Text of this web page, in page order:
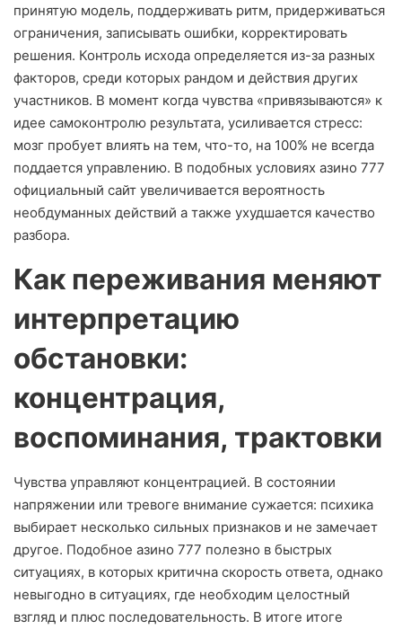
принятую модель, поддерживать ритм, придерживаться
ограничения, записывать ошибки, корректировать
решения. Контроль исхода определяется из-за разных
факторов, среди которых рандом и действия других
участников. В момент когда чувства «привязываются» к
идее самоконтролю результата, усиливается стресс:
мозг пробует влиять на тем, что-то, на 100% не всегда
поддается управлению. В подобных условиях азино 777
официальный сайт увеличивается вероятность
необдуманных действий а также ухудшается качество
разбора.
Как переживания меняют
интерпретацию
обстановки:
концентрация,
воспоминания, трактовки
Чувства управляют концентрацией. В состоянии
напряжении или тревоге внимание сужается: психика
выбирает несколько сильных признаков и не замечает
другое. Подобное азино 777 полезно в быстрых
ситуациях, в которых критична скорость ответа, однако
невыгодно в ситуациях, где необходим целостный
взгляд и плюс последовательность. В итоге итоге